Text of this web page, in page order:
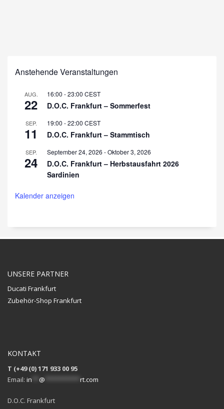
Anstehende Veranstaltungen
AUG.
22
16:00 -23:00 CEST
D.O.C. Frankfurt – Sommerfest
SEP.
11
19:00 -22:00 CEST
D.O.C. Frankfurt – Stammtisch
SEP.
24
September 24, 2026 -Oktober 3, 2026
D.O.C. Frankfurt – Herbstausfahrt 2026
Sardinien
Kalender anzeigen
UNSERE PARTNER
Ducati Frankfurt
Zubehör-Shop Frankfurt
KONTAKT
T (+49 (0) 171 933 00 95
Email: in @ rt.com
D.O.C. Frankfurt